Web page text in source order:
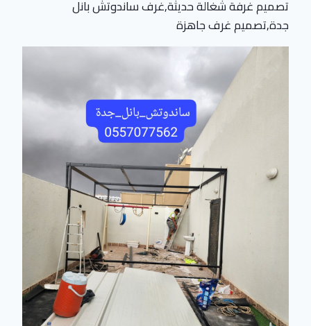
تصميم غرفة شغالة حديثة,غرف ساندوتش بانل
جدة,تصميم غرف جاهزة